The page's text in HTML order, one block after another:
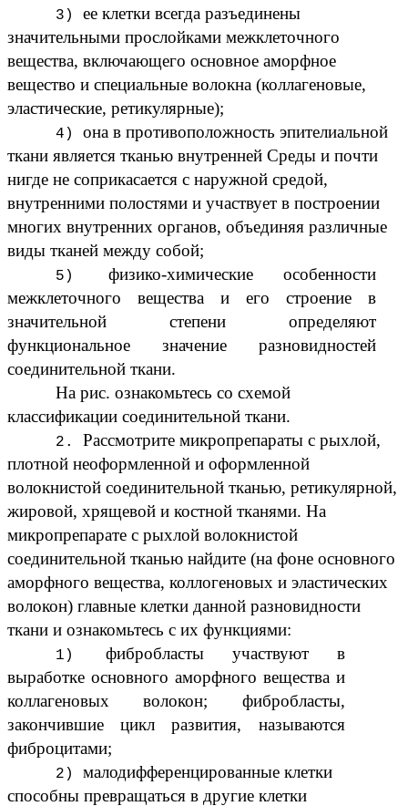
ее клетки всегда разъединены
значительными прослойками межклеточного
вещества, включающего основное аморфное
вещество и специальные волокна (коллагеновые,
эластические, ретикулярные);
она в противоположность эпителиальной
ткани является тканью внутренней Среды и почти
нигде не соприкасается с наружной средой,
внутренними полостями и участвует в построении
многих внутренних органов, объединяя различные
виды тканей между собой;
физико-химические особенности
межклеточного вещества и его строение в
значительной степени определяют
функциональное значение разновидностей
соединительной ткани.
На рис. ознакомьтесь со схемой
классификации соединительной ткани.
Рассмотрите микропрепараты с рыхлой,
плотной неоформленной и оформленной
волокнистой соединительной тканью, ретикулярной,
жировой, хрящевой и костной тканями. На
микропрепарате с рыхлой волокнистой
соединительной тканью найдите (на фоне основного
аморфного вещества, коллогеновых и эластических
волокон) главные клетки данной разновидности
ткани и ознакомьтесь с их функциями:
фибробласты участвуют в
выработке основного аморфного вещества и
коллагеновых волокон; фибробласты,
закончившие цикл развития, называются
фиброцитами;
малодифференцированные клетки
способны превращаться в другие клетки